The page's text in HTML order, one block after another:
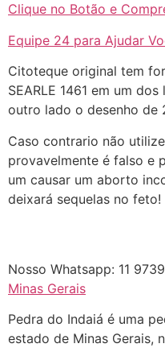
Clique no Botão e
Equipe 24 para Ajudar
Citoteque original tem
SEARLE 1461 em um
outro lado o desenho de
Caso contrario não
provavelmente é falso e
um causar um aborto
deixará sequelas no feto!
Nosso Whatsapp: 11
Minas Gerais
Pedra do Indaiá é uma
estado de Minas Gerais,
...
http://
"só de
em
Eu